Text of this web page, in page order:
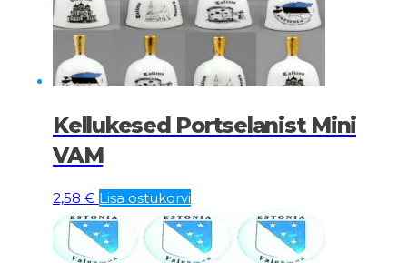
Kellukesed Portselanist Mini
VAM
2,58 € Lisa ostukorvi